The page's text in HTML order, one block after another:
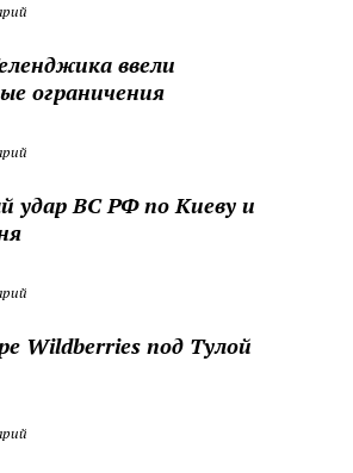
ввели
ограничения
удар ВС РФ по Киеву и
Wildberries под Тулой